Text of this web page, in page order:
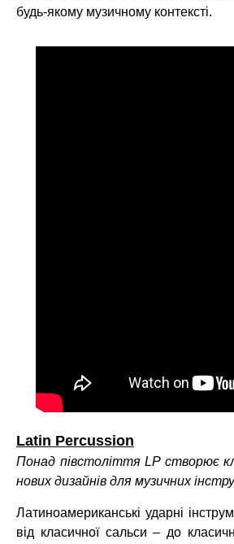
будь-якому музичному контексті.
Latin Percussion
Понад півстоліття LP створює
нових дизайнів для музичних
Латиноамериканські ударні
від класичної сальси – до